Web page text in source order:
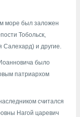
море был заложен
Тобольск,
Салехард) и другие.
было
патриархом
считался
Нагой царевич